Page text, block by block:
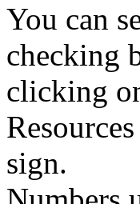
You can
checking
clicking
sign.